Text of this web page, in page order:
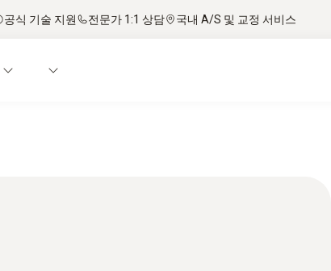
공식 기술 지원 전문가 1:1 상담 국내 A/S 및 교정 서비스